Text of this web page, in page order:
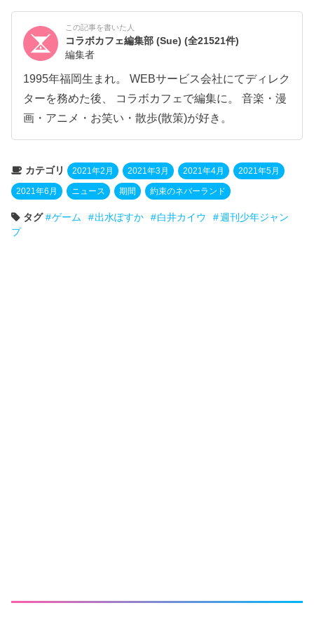
この記事を書いた人
コラボカフェ編集部 (Sue)(全21521件)
編集者
1995年福岡生まれ。 WEBサービス会社にてディレク
ターを務めた後、 コラボカフェで編集に。 音楽・漫
画・アニメ・お笑い・散歩(散策)が好き。
カテゴリ 2021年2月 2021年3月 2021年4月 2021年5月
2021年6月 ニュース 期間 約束のネバーランド
タグ ゲーム 出水ぽすか 白井カイウ
週刊少年ジャン
プ